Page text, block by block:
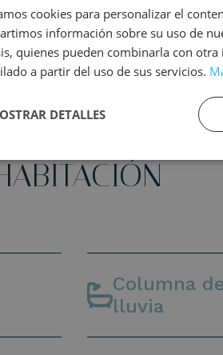
Columna
lluvia
cookies para personalizar el
información sobre su uso de
quienes pueden combinarla con
a partir del uso de sus servicios.
DETALLES